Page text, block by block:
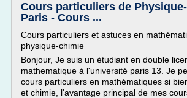
Cours particuliers de
Paris - Cours ...
Cours particuliers et astuces en
physique-chimie
Bonjour, Je suis un étudiant en double
mathematique à l'université paris 13. Je
cours particuliers en mathématiques si
et chimie, l'avantage principal de mes